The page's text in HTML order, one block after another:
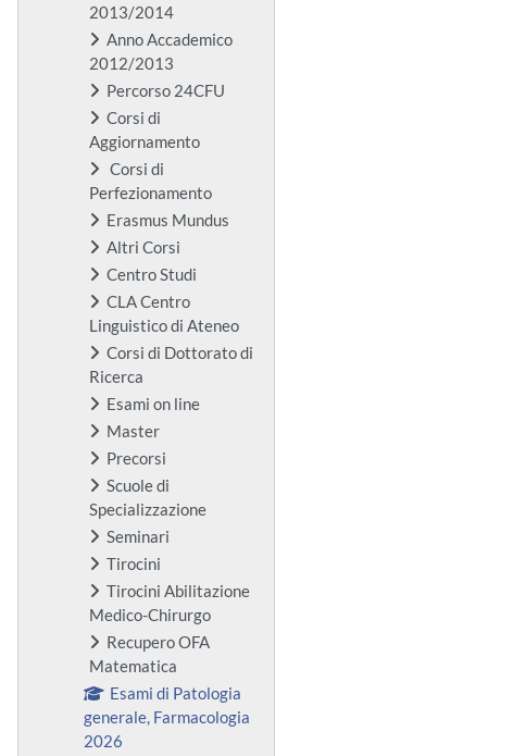
2013/2014
Anno Accademico
2012/2013
Percorso 24CFU
Corsi di
Aggiornamento
Corsi di
Perfezionamento
Erasmus Mundus
Altri Corsi
Centro Studi
CLA Centro
Linguistico di Ateneo
Corsi di Dottorato di
Ricerca
Esami on line
Master
Precorsi
Scuole di
Specializzazione
Seminari
Tirocini
Tirocini Abilitazione
Medico-Chirurgo
Recupero OFA
Matematica
Esami di Patologia
generale, Farmacologia
2026